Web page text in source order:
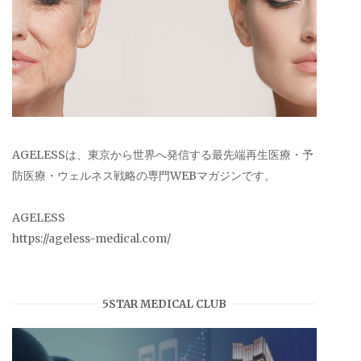
AGELESSは、東京から世界へ発信する最先端再生医療・予
防医療・ウェルネス戦略の専門WEBマガジンです。
AGELESS
https://ageless-medical.com/
5STAR MEDICAL CLUB